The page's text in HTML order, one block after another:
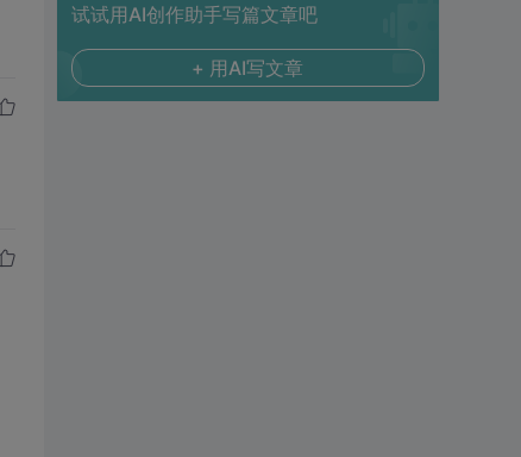
试试用AI创作助手写篇文章吧
+ 用AI写文章